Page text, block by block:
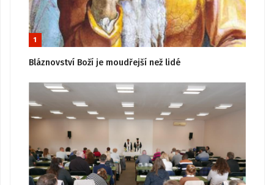
1
Bláznovství Boží je moudřejší než lidé